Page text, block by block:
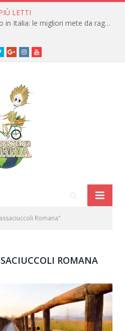
LETTI
Dove fare campeggio libero in Italia: le migliori mete da raggiungere in traghetto
TwitterGoogle+instagramyoutube
Romana"
ROMANA